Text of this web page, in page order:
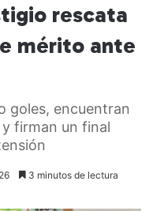
rescata
mérito ante
goles, encuentran
firman un final
3 minutos de lectura